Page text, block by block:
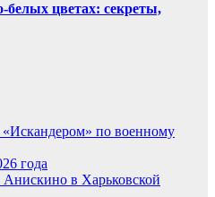
белых цветах: секреты,
«Искандером» по военному
года
в Харьковской